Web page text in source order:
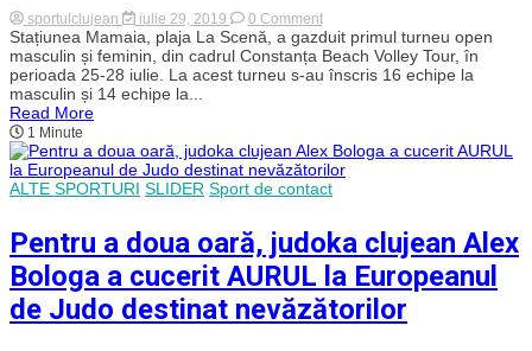
sportulclujean iulie 29, 2019 0 Commenton
Două
voleibaliste
de
la
câștigat
un
turneu
de
pe
plajă
din
Mamaia
Stațiunea Mamaia, plaja La Scenă, a gazduit primul turneu open
masculin și feminin, din cadrul Constanța Beach Volley Tour, în
perioada 25-28 iulie. La acest turneu s-au înscris 16 echipe la
masculin și 14 echipe la...
Read More
1 Minute
ALTE SPORTURI SLIDER Sport de contact
Pentru a doua oară, judoka clujean Alex
Bologa a cucerit AURUL la Europeanul
de Judo destinat nevăzătorilor